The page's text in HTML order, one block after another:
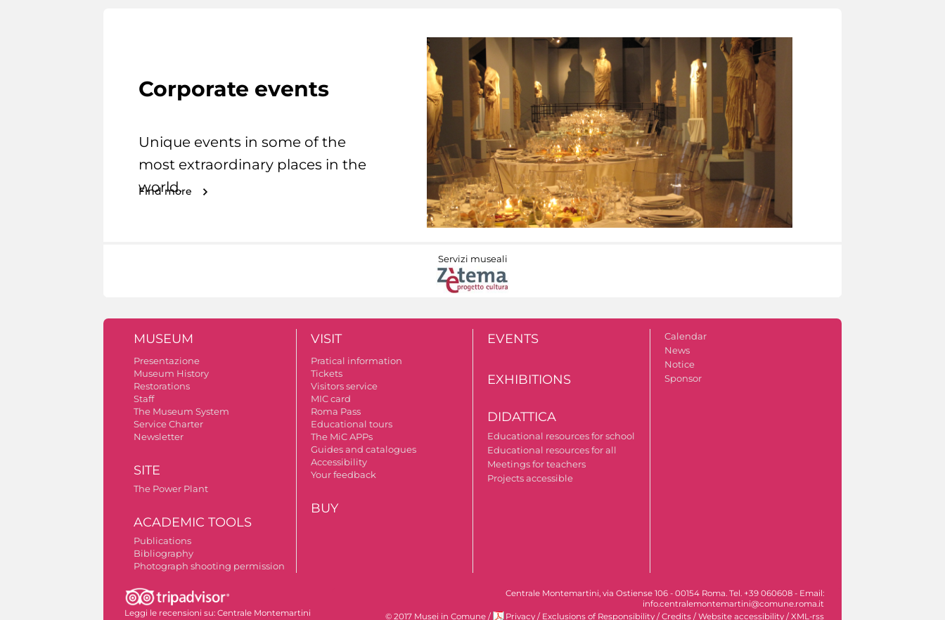
Corporate events
Unique events in some of the
most extraordinary places in the
world.
Find more
Servizi museali
MUSEUM
Presentazione
Museum History
Restorations
Staff
The Museum System
Service Charter
Newsletter
SITE
The Power Plant
ACADEMIC TOOLS
Publications
Bibliography
Photograph shooting permission
VISIT
Pratical information
Tickets
Visitors service
MIC card
Roma Pass
Educational tours
The MiC APPs
Guides and catalogues
Accessibility
Your feedback
BUY
EVENTS
EXHIBITIONS
DIDATTICA
Educational resources for school
Educational resources for all
Meetings for teachers
Projects accessible
Calendar
News
Notice
Sponsor
Leggi le recensioni su: Centrale Montemartini
Centrale Montemartini, via Ostiense 106 - 00154 Roma. Tel. +39 060608 - Email:
info.centralemontemartini@comune.roma.it
© 2017 Musei in Comune / Privacy / Exclusions of Responsibility / Credits / Website accessibility / XML-rss